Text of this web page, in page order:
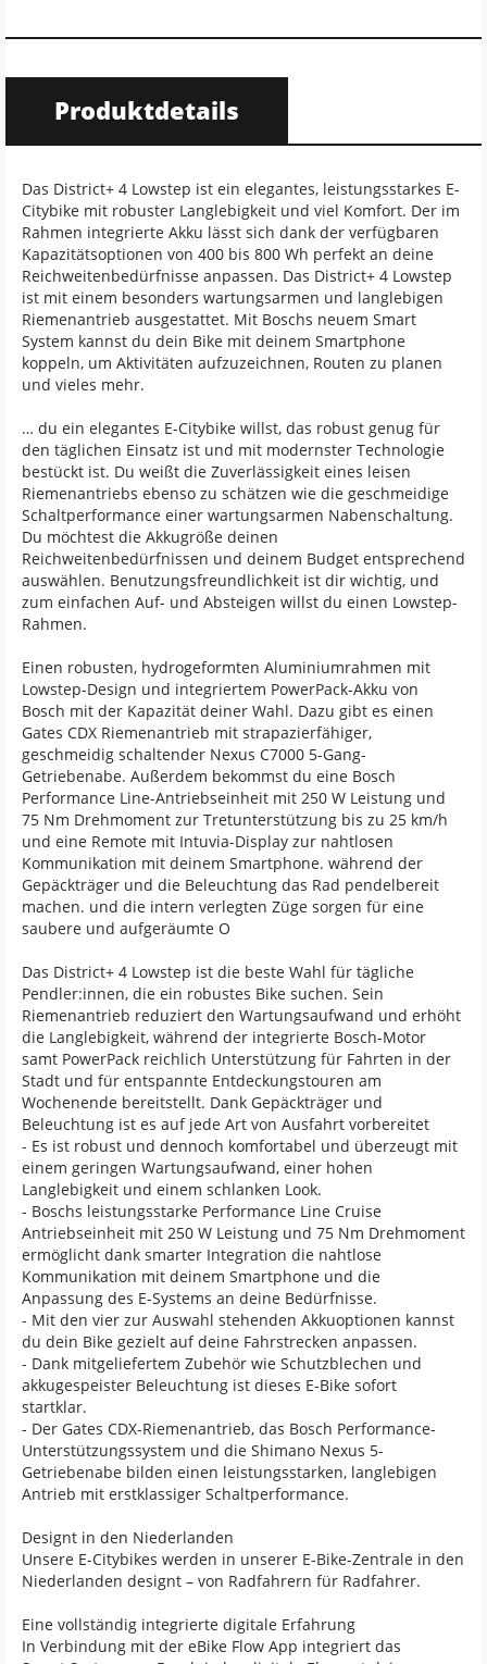
Produktdetails
Das District+ 4 Lowstep ist ein elegantes, leistungsstarkes E-
Citybike mit robuster Langlebigkeit und viel Komfort. Der im
Rahmen integrierte Akku lässt sich dank der verfügbaren
Kapazitätsoptionen von 400 bis 800 Wh perfekt an deine
Reichweitenbedürfnisse anpassen. Das District+ 4 Lowstep
ist mit einem besonders wartungsarmen und langlebigen
Riemenantrieb ausgestattet. Mit Boschs neuem Smart
System kannst du dein Bike mit deinem Smartphone
koppeln, um Aktivitäten aufzuzeichnen, Routen zu planen
und vieles mehr.
… du ein elegantes E-Citybike willst, das robust genug für
den täglichen Einsatz ist und mit modernster Technologie
bestückt ist. Du weißt die Zuverlässigkeit eines leisen
Riemenantriebs ebenso zu schätzen wie die geschmeidige
Schaltperformance einer wartungsarmen Nabenschaltung.
Du möchtest die Akkugröße deinen
Reichweitenbedürfnissen und deinem Budget entsprechend
auswählen. Benutzungsfreundlichkeit ist dir wichtig, und
zum einfachen Auf- und Absteigen willst du einen Lowstep-
Rahmen.
Einen robusten, hydrogeformten Aluminiumrahmen mit
Lowstep-Design und integriertem PowerPack-Akku von
Bosch mit der Kapazität deiner Wahl. Dazu gibt es einen
Gates CDX Riemenantrieb mit strapazierfähiger,
geschmeidig schaltender Nexus C7000 5-Gang-
Getriebenabe. Außerdem bekommst du eine Bosch
Performance Line-Antriebseinheit mit 250 W Leistung und
75 Nm Drehmoment zur Tretunterstützung bis zu 25 km/h
und eine Remote mit Intuvia-Display zur nahtlosen
Kommunikation mit deinem Smartphone. während der
Gepäckträger und die Beleuchtung das Rad pendelbereit
machen. und die intern verlegten Züge sorgen für eine
saubere und aufgeräumte O
Das District+ 4 Lowstep ist die beste Wahl für tägliche
Pendler:innen, die ein robustes Bike suchen. Sein
Riemenantrieb reduziert den Wartungsaufwand und erhöht
die Langlebigkeit, während der integrierte Bosch-Motor
samt PowerPack reichlich Unterstützung für Fahrten in der
Stadt und für entspannte Entdeckungstouren am
Wochenende bereitstellt. Dank Gepäckträger und
Beleuchtung ist es auf jede Art von Ausfahrt vorbereitet
- Es ist robust und dennoch komfortabel und überzeugt mit
einem geringen Wartungsaufwand, einer hohen
Langlebigkeit und einem schlanken Look.
- Boschs leistungsstarke Performance Line Cruise
Antriebseinheit mit 250 W Leistung und 75 Nm Drehmoment
ermöglicht dank smarter Integration die nahtlose
Kommunikation mit deinem Smartphone und die
Anpassung des E-Systems an deine Bedürfnisse.
- Mit den vier zur Auswahl stehenden Akkuoptionen kannst
du dein Bike gezielt auf deine Fahrstrecken anpassen.
- Dank mitgeliefertem Zubehör wie Schutzblechen und
akkugespeister Beleuchtung ist dieses E-Bike sofort
startklar.
- Der Gates CDX-Riemenantrieb, das Bosch Performance-
Unterstützungssystem und die Shimano Nexus 5-
Getriebenabe bilden einen leistungsstarken, langlebigen
Antrieb mit erstklassiger Schaltperformance.
Designt in den Niederlanden
Unsere E-Citybikes werden in unserer E-Bike-Zentrale in den
Niederlanden designt – von Radfahrern für Radfahrer.
Eine vollständig integrierte digitale Erfahrung
In Verbindung mit der eBike Flow App integriert das